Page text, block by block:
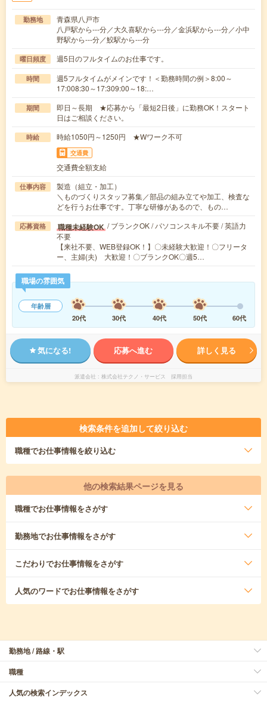
勤務地
青森県八戸市
八戸駅から---分／大久喜駅から---分／金浜駅から---分／小中
野駅から---分／鮫駅から---分
曜日頻度 週5日のフルタイムのお仕事です。
時間
週5フルタイムがメインです！＜勤務時間の例＞8:00～
17:008:30～17:309:00～18:…
期間
即日～長期 ★応募から「最短2日後」に勤務OK！スタート
日はご相談ください。
時給 時給1050円～1250円 ★Wワーク不可
交通費
交通費全額支給
仕事内容
製造（組立・加工）
＼ものづくりスタッフ募集／部品の組み立てや加工、検査な
どを行うお仕事です。丁寧な研修があるので、もの…
応募資格 職種未経験OK / ブランクOK / パソコンスキル不要 / 英語力
不要
【来社不要、WEB登録OK！】〇未経験大歓迎！〇フリータ
ー、主婦(夫) 大歓迎！〇ブランクOK〇週5…
職場の雰囲気
年齢層
20代
30代 40代 50代 60代
気になる! 応募へ進む 詳しく見る
派遣会社 株式会社テクノ・サービス 採用担当
検索条件を追加して絞り込む
職種でお仕事情報を絞り込む
他の検索結果ページを見る
職種でお仕事情報をさがす
勤務地でお仕事情報をさがす
こだわりでお仕事情報をさがす
人気のワードでお仕事情報をさがす
勤務地 / 路線・駅
職種
人気の検索インデックス